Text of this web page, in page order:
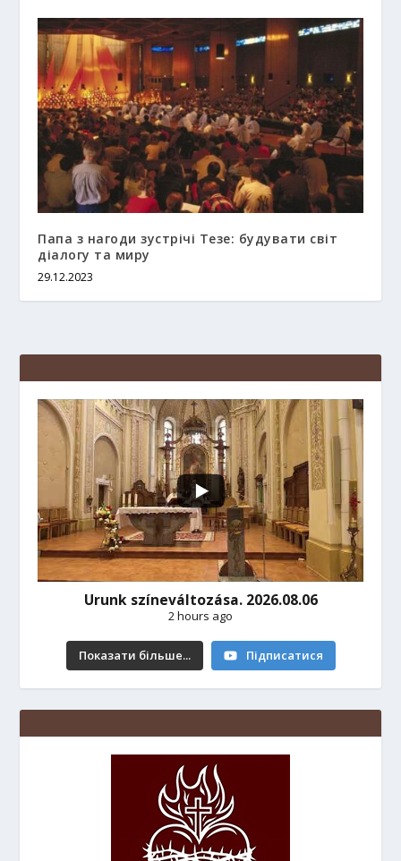
Папа з нагоди зустрічі Тезе: будувати світ
діалогу та миру
29.12.2023
Urunk színeváltozása. 2026.08.06
2 hours ago
Показати більше... Підписатися